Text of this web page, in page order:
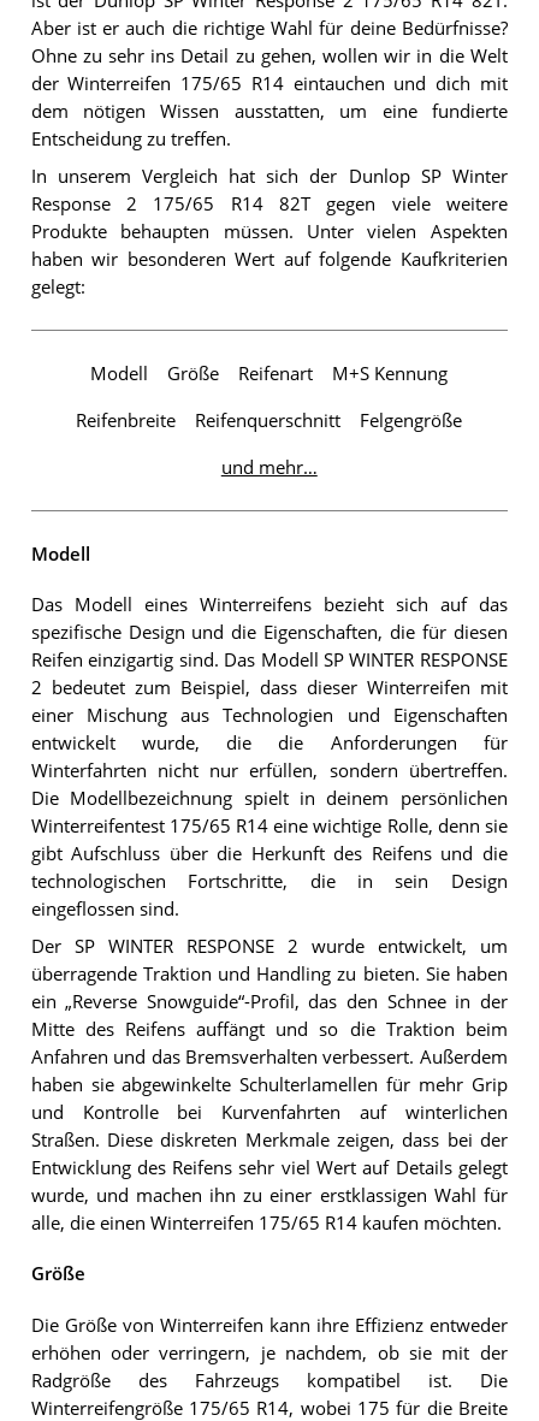
Aber ist er auch die richtige Wahl für deine Bedürfnisse?
Ohne zu sehr ins Detail zu gehen, wollen wir in die Welt
der Winterreifen 175/65 R14 eintauchen und dich mit
dem nötigen Wissen ausstatten, um eine fundierte
Entscheidung zu treffen.
In unserem Vergleich hat sich der Dunlop SP Winter
Response 2 175/65 R14 82T gegen viele weitere
Produkte behaupten müssen. Unter vielen Aspekten
haben wir besonderen Wert auf folgende Kaufkriterien
gelegt:
Modell Größe Reifenart M+S Kennung
Reifenbreite Reifenquerschnitt Felgengröße
und mehr…
Modell
Das Modell eines Winterreifens bezieht sich auf das
spezifische Design und die Eigenschaften, die für diesen
Reifen einzigartig sind. Das Modell SP WINTER RESPONSE
2 bedeutet zum Beispiel, dass dieser Winterreifen mit
einer Mischung aus Technologien und Eigenschaften
entwickelt wurde, die die Anforderungen für
Winterfahrten nicht nur erfüllen, sondern übertreffen.
Die Modellbezeichnung spielt in deinem persönlichen
Winterreifentest 175/65 R14 eine wichtige Rolle, denn sie
gibt Aufschluss über die Herkunft des Reifens und die
technologischen Fortschritte, die in sein Design
eingeflossen sind.
Der SP WINTER RESPONSE 2 wurde entwickelt, um
überragende Traktion und Handling zu bieten. Sie haben
ein „Reverse Snowguide“-Profil, das den Schnee in der
Mitte des Reifens auffängt und so die Traktion beim
Anfahren und das Bremsverhalten verbessert. Außerdem
haben sie abgewinkelte Schulterlamellen für mehr Grip
und Kontrolle bei Kurvenfahrten auf winterlichen
Straßen. Diese diskreten Merkmale zeigen, dass bei der
Entwicklung des Reifens sehr viel Wert auf Details gelegt
wurde, und machen ihn zu einer erstklassigen Wahl für
alle, die einen Winterreifen 175/65 R14 kaufen möchten.
Größe
Die Größe von Winterreifen kann ihre Effizienz entweder
erhöhen oder verringern, je nachdem, ob sie mit der
Radgröße des Fahrzeugs kompatibel ist. Die
Winterreifengröße 175/65 R14, wobei 175 für die Breite